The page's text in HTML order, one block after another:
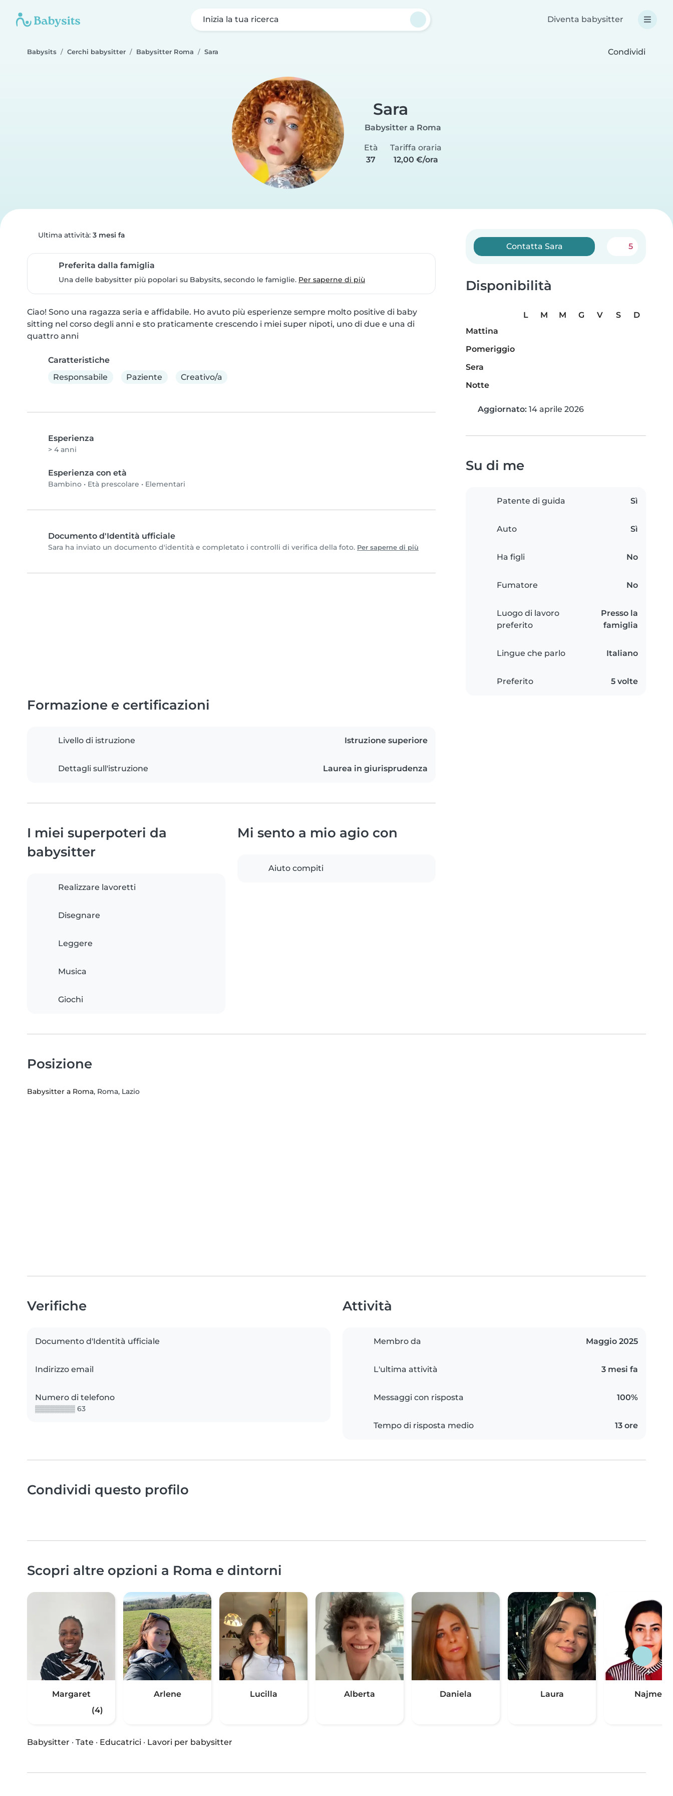
Inizia la tua ricerca Diventa babysitter
Babysits Cerchi babysitter Babysitter Roma Sara Condividi
Sara
Babysitter a Roma
Età
37
Tariffa oraria
12,00 €/ora
Ultima attività: 3 mesi fa
Preferita dalla famiglia
Una delle babysitter più popolari su Babysits, secondo le famiglie. Per saperne di più
Ciao! Sono una ragazza seria e affidabile. Ho avuto più esperienze sempre molto positive di baby
sitting nel corso degli anni e sto praticamente crescendo i miei super nipoti, uno di due e una di
quattro anni
Caratteristiche
Responsabile
Paziente Creativo/a
Esperienza
> 4 anni
Esperienza con età
Bambino • Età prescolare • Elementari
Documento d'Identità ufficiale
Sara ha inviato un documento d'identità e completato i controlli di verifica della foto. Per saperne di più
Contatta Sara 5
Disponibilità
L M M G V S
D
Mattina
Pomeriggio
Sera
Notte
Aggiornato: 14 aprile 2026
Su di me
Patente di guida Sì
Auto Sì
Ha figli No
Fumatore No
Luogo di lavoro
preferito
Presso la
famiglia
Lingue che parlo Italiano
Preferito 5 volte
Formazione e certificazioni
Livello di istruzione Istruzione superiore
Dettagli sull'istruzione Laurea in giurisprudenza
I miei superpoteri da
babysitter
Realizzare lavoretti
Disegnare
Leggere
Musica
Giochi
Mi sento a mio agio con
Aiuto compiti
Posizione
Babysitter a Roma, Roma, Lazio
Verifiche
Documento d'Identità ufficiale
Indirizzo email
Numero di telefono
▒▒▒▒▒▒▒▒ 63
Attività
Membro da Maggio 2025
L'ultima attività 3 mesi fa
Messaggi con risposta 100%
Tempo di risposta medio 13 ore
Condividi questo profilo
Scopri altre opzioni a Roma e dintorni
Margaret
(4)
Arlene Lucilla Alberta Daniela Laura Najme
Babysitter · Tate · Educatrici · Lavori per babysitter